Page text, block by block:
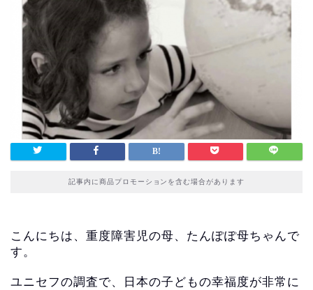
記事内に商品プロモーションを含む場合があります
こんにちは、重度障害児の母、たんぽぽ母ちゃんで
す。
ユニセフの調査で、
日本の子どもの幸福度が非常に